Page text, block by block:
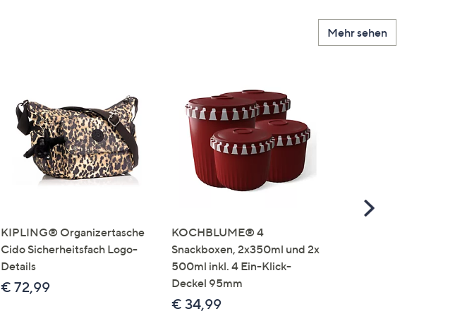
Mehr sehen
KIPLING® Organizertasche
Cido Sicherheitsfach Logo-
Details
€ 72,99
KOCHBLUME® 4
Snackboxen, 2x350ml und 2x
500ml inkl. 4 Ein-Klick-
Deckel 95mm
€ 34,99
Scroll